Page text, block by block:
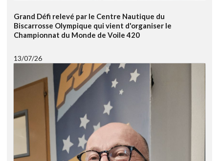
Grand Défi relevé par le Centre Nautique du
Biscarrosse Olympique qui vient d'organiser le
Championnat du Monde de Voile 420
13/07/26